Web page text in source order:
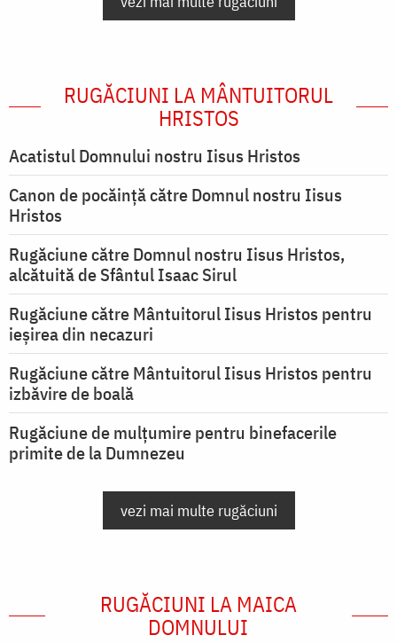
RUGĂCIUNI LA MÂNTUITORUL
HRISTOS
Acatistul Domnului nostru Iisus Hristos
Canon de pocăință către Domnul nostru Iisus
Hristos
Rugăciune către Domnul nostru Iisus Hristos,
alcătuită de Sfântul Isaac Sirul
Rugăciune către Mântuitorul Iisus Hristos pentru
ieşirea din necazuri
Rugăciune către Mântuitorul Iisus Hristos pentru
izbăvire de boală
Rugăciune de mulțumire pentru binefacerile
primite de la Dumnezeu
vezi mai multe rugăciuni
RUGĂCIUNI LA MAICA
DOMNULUI